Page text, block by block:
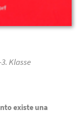
Klasse
existe una